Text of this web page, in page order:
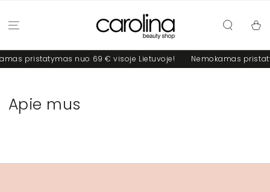
pristatymas nuo 69 € visoje Lietuvoje! Nemokamas
Apie mus